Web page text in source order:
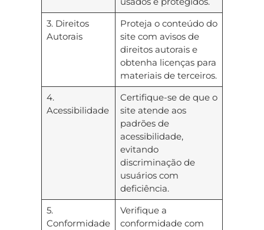
3. Direitos
Autorais
Proteja o conteúdo do
site com avisos de
direitos autorais e
obtenha licenças para
materiais de terceiros.
4.
Acessibilidade
Certifique-se de que o
site atende aos
padrões de
acessibilidade,
evitando
discriminação de
usuários com
deficiência.
5.
Conformidade
Verifique a
conformidade com